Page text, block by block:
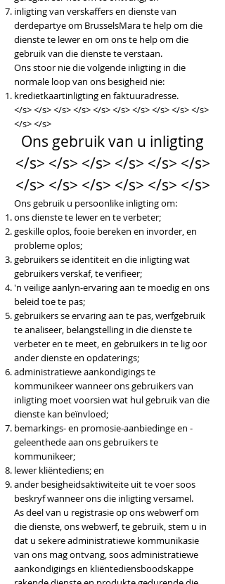
inligting van verskaffers en dienste van
derdepartye om BrusselsMara te help om die
dienste te lewer en om ons te help om die
gebruik van die dienste te verstaan.
Ons stoor nie die volgende inligting in die
normale loop van ons besigheid nie:
kredietkaartinligting en faktuuradresse.
</s> </s> </s> </s> </s> </s> </s> </s> </s> </s>
</s> </s>
Ons gebruik van u inligting
</s> </s> </s> </s> </s> </s>
</s> </s> </s> </s> </s> </s>
Ons gebruik u persoonlike inligting om:
ons dienste te lewer en te verbeter;
geskille oplos, fooie bereken en invorder, en
probleme oplos;
gebruikers se identiteit en die inligting wat
gebruikers verskaf, te verifieer;
'n veilige aanlyn-ervaring aan te moedig en ons
beleid toe te pas;
gebruikers se ervaring aan te pas, werfgebruik
te analiseer, belangstelling in die dienste te
verbeter en te meet, en gebruikers in te lig oor
ander dienste en opdaterings;
administratiewe aankondigings te
kommunikeer wanneer ons gebruikers van
inligting moet voorsien wat hul gebruik van die
dienste kan beïnvloed;
bemarkings- en promosie-aanbiedinge en -
geleenthede aan ons gebruikers te
kommunikeer;
lewer kliëntediens; en
ander besigheidsaktiwiteite uit te voer soos
beskryf wanneer ons die inligting versamel.
As deel van u registrasie op ons webwerf om
die dienste, ons webwerf, te gebruik, stem u in
dat u sekere administratiewe kommunikasie
van ons mag ontvang, soos administratiewe
aankondigings en kliëntediensboodskappe